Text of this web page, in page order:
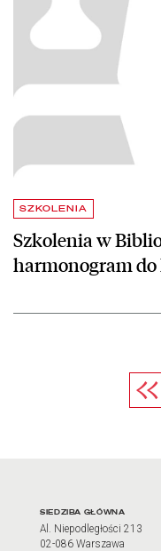
SZKOLENIA
Szkolenia w
harmonogram
Adres
SIEDZIBA GŁÓWNA
Al. Niepodległości 213
02-086 Warszawa